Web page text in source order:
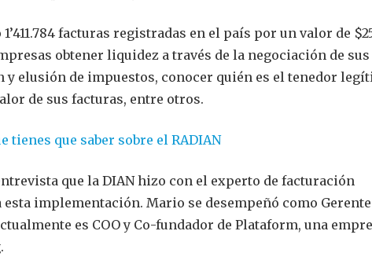
facturas registradas en el país por un valor de
obtener liquidez a través de la negociación de sus
elusión de impuestos, conocer quién es el tenedor
de sus facturas, entre otros.
tienes que saber sobre el RADIAN
que la DIAN hizo con el experto de facturación
implementación. Mario se desempeñó como Gerente
es COO y Co-fundador de Plataform, una